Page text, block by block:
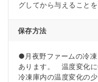
グしてから与えることを
保存方法
●月夜野ファームの冷
あります。 温度変化に
冷凍庫内の温度変化の